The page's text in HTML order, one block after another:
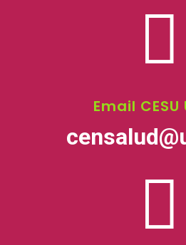

Email CESU
